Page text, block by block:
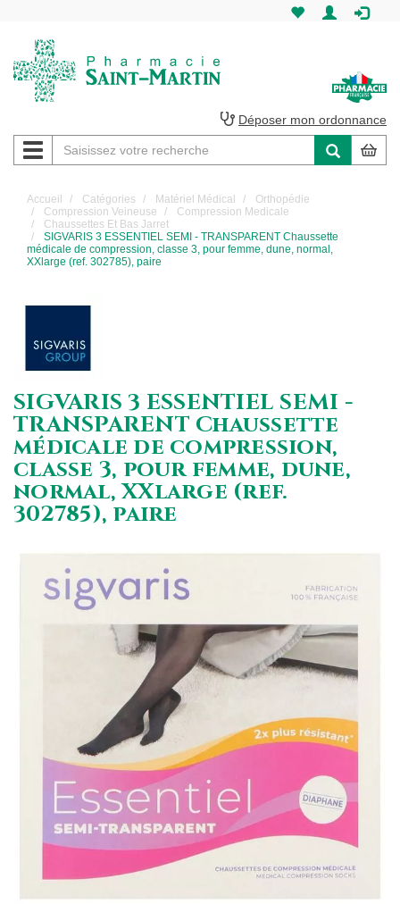
Martin
Pharmacie
Saint-
Martin
Amiens
Déposer mon ordonnance
Navigation
Accueil Catégories Matériel Médical
Orthopédie
Compression Veineuse
Compression Medicale
Chaussettes Et Bas Jarret
SIGVARIS 3 ESSENTIEL SEMI - TRANSPARENT Chaussette
médicale de compression, classe 3, pour femme, dune, normal,
XXlarge (ref. 302785), paire
SIGVARIS 3 ESSENTIEL SEMI -
TRANSPARENT Chaussette
médicale de compression,
classe 3, pour femme, dune,
normal, XXlarge (ref.
302785), paire